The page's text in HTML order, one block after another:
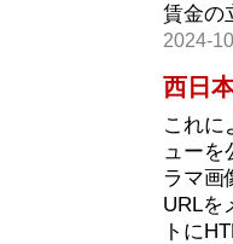
賃金の
2024-
西日
これに
ューを
ラマ画
URLを
トに